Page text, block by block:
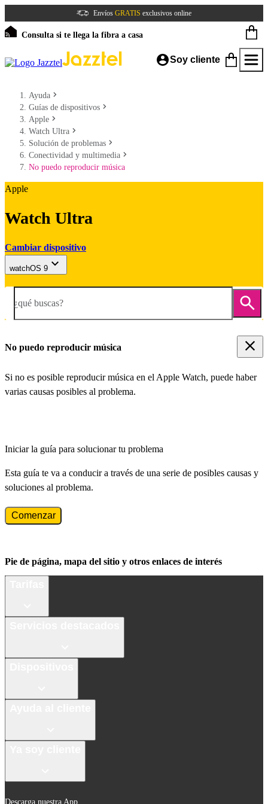
Envíos GRATIS exclusivos online
Consulta si te llega la fibra a casa
Soy cliente
Ayuda
Guías de dispositivos
Apple
Watch Ultra
Solución de problemas
Conectividad y multimedia
No puedo reproducir música
Apple
Watch Ultra
Cambiar dispositivo
watchOS 9
¿qué buscas?
No puedo reproducir música
Si no es posible reproducir música en el Apple Watch, puede haber
varias causas posibles al problema.
Iniciar la guía para solucionar tu problema
Esta guía te va a conducir a través de una serie de posibles causas y
soluciones al problema.
Comenzar
Pie de página, mapa del sitio y otros enlaces de interés
Descarga nuestra App